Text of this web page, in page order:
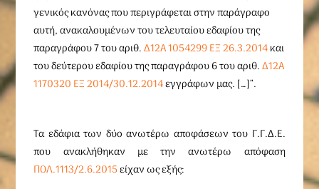
γενικός κανόνας που περιγράφεται στην παράγραφο
αυτή, ανακαλουμένων του τελευταίου εδαφίου της
παραγράφου 7 του αριθ.Δ12Α 1054299 ΕΞ 26.3.2014και
του δεύτερου εδαφίου της παραγράφου 6 του αριθ.Δ12Α
1170320 ΕΞ 2014/30.12.2014εγγράφων μας. […]”.
Τα εδάφια των δύο ανωτέρω αποφάσεων του Γ.Γ.Δ.Ε.
που ανακλήθηκαν με την ανωτέρω απόφαση
ΠΟΛ.1113/2.6.2015είχαν ως εξής: